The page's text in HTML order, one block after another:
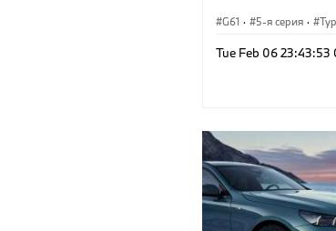
G61 · 5-я серия ·
Tue Feb 06 23:43:53